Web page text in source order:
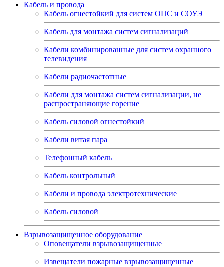
Кабель и провода
Кабель огнестойкий для систем ОПС и СОУЭ
Кабель для монтажа систем сигнализаций
Кабели комбинированные для систем охранного
телевидения
Кабели радиочастотные
Кабели для монтажа систем сигнализации, не
распространяющие горение
Кабель силовой огнестойкий
Кабели витая пара
Телефонный кабель
Кабель контрольный
Кабели и провода электротехнические
Кабель силовой
Взрывозащищенное оборудование
Оповещатели взрывозащищенные
Извещатели пожарные взрывозащищенные